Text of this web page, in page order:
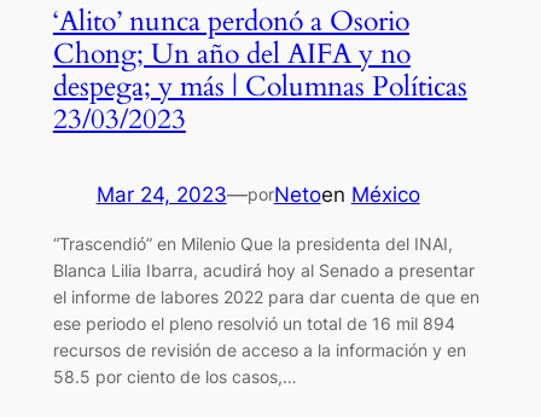
‘Alito’ nunca perdonó a Osorio
Chong; Un año del AIFA y no
despega; y más | Columnas Políticas
23/03/2023
Mar 24, 2023—porNetoen México
“Trascendió” en Milenio Que la presidenta del INAI,
Blanca Lilia Ibarra, acudirá hoy al Senado a presentar
el informe de labores 2022 para dar cuenta de que en
ese periodo el pleno resolvió un total de 16 mil 894
recursos de revisión de acceso a la información y en
58.5 por ciento de los casos,…